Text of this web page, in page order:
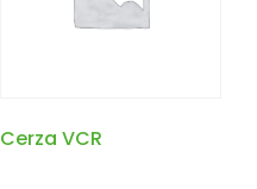
Cerza VCR